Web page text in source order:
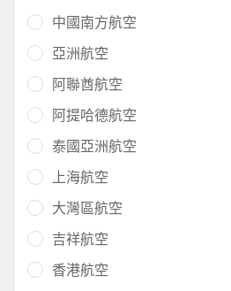
中國南方航空
亞洲航空
阿聯酋航空
阿提哈德航空
泰國亞洲航空
上海航空
大灣區航空
吉祥航空
香港航空